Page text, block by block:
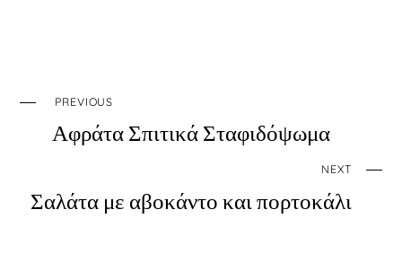
PREVIOUS
Αφράτα Σπιτικά Σταφιδόψωμα
NEXT
Σαλάτα με αβοκάντο και πορτοκάλι